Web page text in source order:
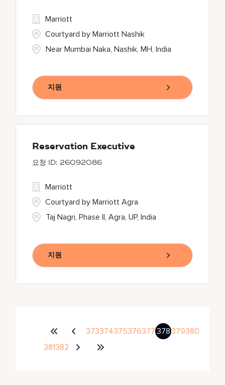
Near Mumbai Naka, Nashik, MH, India
Marriott
Courtyard by Marriott Nashik
지원
Reservation Executive
26092086
Taj Nagri, Phase II, Agra, UP, India
Marriott
Courtyard by Marriott Agra
지원
373374375376377378379380
381382